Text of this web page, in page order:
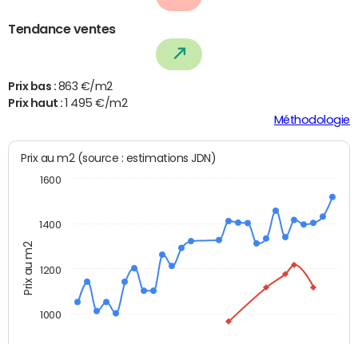
Tendance ventes
Prix bas : 863 €/m2
Prix haut :1 495 €/m2
Méthodologie
Prix au m2
Prix au m2 (source : estimations JDN)
1000
1200
1400
1600